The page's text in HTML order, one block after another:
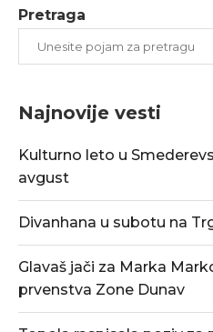
Pretraga
Najnovije vesti
Kulturno leto u
avgust
Divanhana u subotu na
Glavaš jači za Marka
prvenstva Zone Dunav